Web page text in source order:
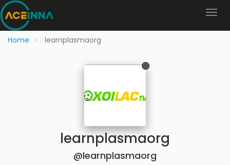
Home learnplasmaorg
learnplasmaorg
@learnplasmaorg